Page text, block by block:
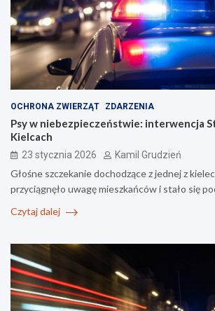
OCHRONA ZWIERZĄT ZDARZENIA
Psy w niebezpieczeństwie: interwencja
Kielcach
23 stycznia 2026 Kamil Grudzień
Głośne szczekanie dochodzące z jednej z
przyciągnęło uwagę mieszkańców i stało się
Czytaj dalej